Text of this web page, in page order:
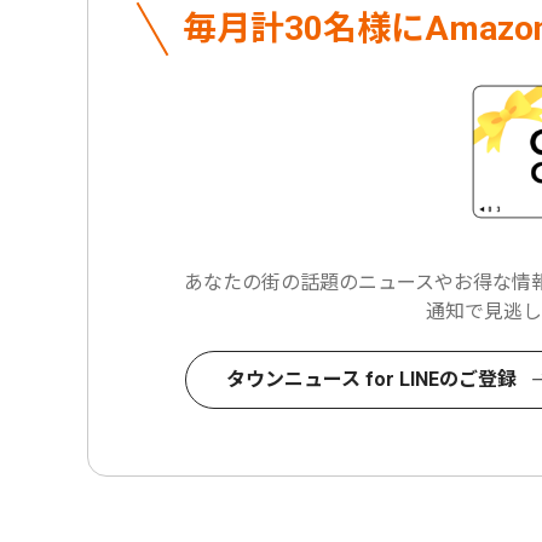
毎月計30名様に
あなたの街の話題のニュースやお得な情
通知で見逃
タウンニュース for LINEのご登録